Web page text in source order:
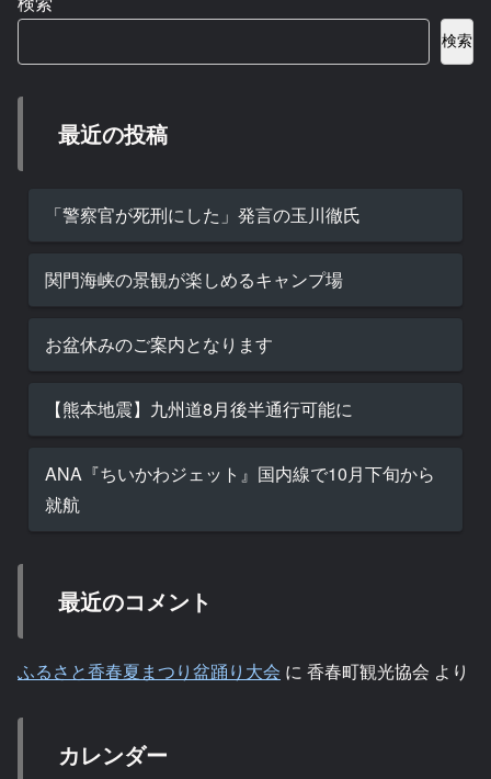
検索
最近の投稿
「警察官が死刑にした」発言の玉川徹氏
関門海峡の景観が楽しめるキャンプ場
お盆休みのご案内となります
【熊本地震】九州道8月後半通行可能に
ANA『ちいかわジェット』国内線で10月下旬から
就航
最近のコメント
ふるさと香春夏まつり盆踊り大会 に 香春町観光協会 より
カレンダー